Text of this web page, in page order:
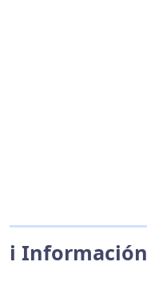
ℹ️ Información